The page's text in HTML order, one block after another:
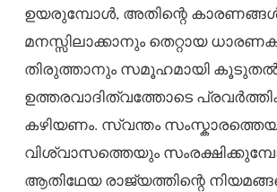
ഉയരുമ്പോൾ, അതിന്റെ
മനസ്സിലാക്കാനും തെറ്റായ
തിരുത്താനും സമൂഹമായി
ഉത്തരവാദിത്വത്തോടെ
കഴിയണം. സ്വന്തം
വിശ്വാസത്തെയും
ആതിഥേയ രാജ്യത്തിന്റെ